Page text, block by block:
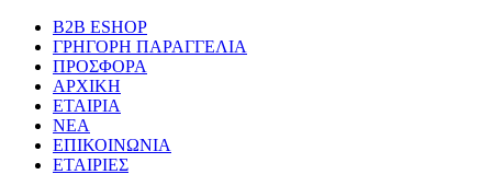
B2B ESHOP
ΓΡΗΓΟΡΗ ΠΑΡΑΓΓΕΛΙΑ
ΠΡΟΣΦΟΡΑ
ΑΡΧΙΚΗ
ΕΤΑΙΡΙΑ
ΝΕΑ
ΕΠΙΚΟΙΝΩΝΙΑ
ΕΤΑΙΡΙΕΣ